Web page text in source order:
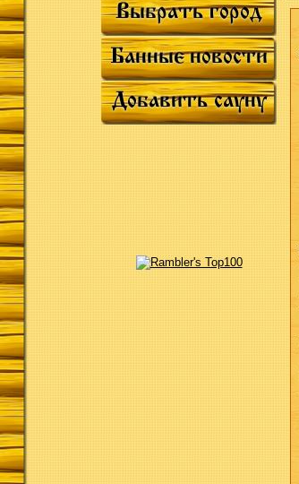
Выбрать город
Банные новости
Добавить сауну